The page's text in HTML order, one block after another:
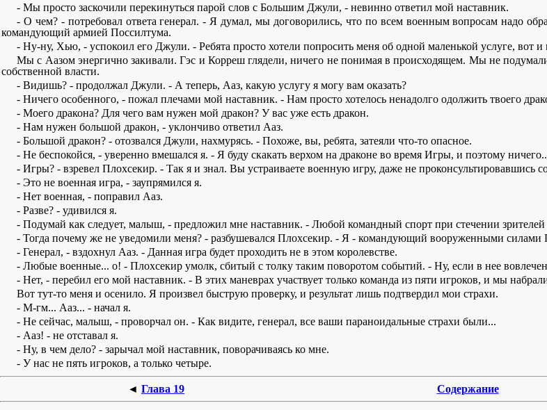
- Мы просто заскочили перекинуться парой слов с Большим Джули, - невинно ответил мой наставник.
- О чем? - потребовал ответа генерал. - Я думал, мы договорились, что по всем военным вопросам надо
командующий армией Поссилтума.
- Ну-ну, Хью, - успокоил его Джули. - Ребята просто хотели попросить меня об одной маленькой услуге, вот
Мы с Аазом энергично закивали. Гэс и Корреш глядели, ничего не понимая в происходящем. Мы не
собственной власти.
- Видишь? - продолжал Джули. - А теперь, Ааз, какую услугу я могу вам оказать?
- Ничего особенного, - пожал плечами мой наставник. - Нам просто хотелось ненадолго одолжить твоего
- Моего дракона? Для чего вам нужен мой дракон? У вас уже есть дракон.
- Нам нужен большой дракон, - уклончиво ответил Ааз.
- Большой дракон? - отозвался Джули, нахмурясь. - Похоже, вы, ребята, затеяли что-то опасное.
- Не беспокойся, - уверенно вмешался я. - Я буду скакать верхом на драконе во время Игры, и поэтому
- Игры? - взревел Плохсекир. - Так я и знал. Вы устраиваете военную игру, даже не проконсультировавшись
- Это не военная игра, - заупрямился я.
- Нет военная, - поправил Ааз.
- Разве? - удивился я.
- Подумай как следует, малыш, - предложил мне наставник. - Любой командный спорт при стечении зрителей
- Тогда почему же не уведомили меня? - разбушевался Плохсекир. - Я - командующий вооруженными
- Генерал, - вздохнул Ааз. - Данная игра будет проходить не в этом королевстве.
- Любые военные... о! - Плохсекир умолк, сбитый с толку таким поворотом событий. - Ну, если в нее
- Нет, - перебил его мой наставник. - В этих маневрах участвует только команда из пяти игроков, и мы
Вот тут-то меня и осенило. Я произвел быструю проверку, и результат лишь подтвердил мои страхи.
- М-гм... Ааз... - начал я.
- Не сейчас, малыш, - проворчал он. - Как видите, генерал, все ваши параноидальные страхи были...
- Ааз! - не отставал я.
- Ну, в чем дело? - зарычал мой наставник, поворачиваясь ко мне.
- У нас не пять игроков, а только четыре.
◄ Глава 19 Содержание